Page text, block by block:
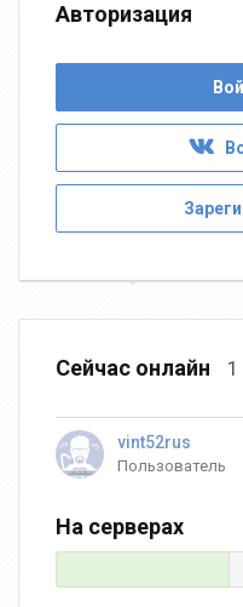
Авторизация
Сейчас онлайн 1
vint52rus
Пользователь
На серверах